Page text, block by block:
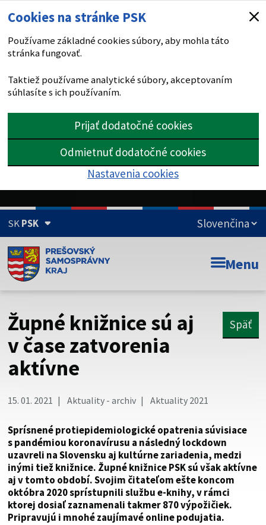
Cookies na stránke PSK
Používame základné cookies súbory, aby mohla táto
stránka fungovať.
Taktiež používame analytické súbory, akceptovaním
súhlasíte s ich používaním.
Prijať dodatočné cookies
Odmietnuť dodatočné cookies
Nastavenia cookies
SKPSK
Doména psk.sk je oficiálna
Toto je oficiálna webová stránka Prešovského
psk.sk.
Táto stránka je zabezpečená
Buďte pozorní a vždy sa uistite, že zdieľate informácie iba
cez zabezpečenú webovú stránku. Zabezpečená stránka
Menu
Župné knižnice sú aj
v čase zatvorenia
aktívne
Späť
15. 01. 2021 Aktuality - archiv Aktuality 2021
Sprísnené protiepidemiologické opatrenia súvisiace
s pandémiou koronavírusu a následný lockdown
uzavreli na Slovensku aj kultúrne zariadenia, medzi
inými tiež knižnice. Župné knižnice PSK sú však aktívne
aj v tomto období. Svojim čitateľom ešte koncom
októbra 2020 sprístupnili službu e-knihy, v rámci
ktorej dosiaľ zaznamenali takmer 870 výpožičiek.
Pripravujú i mnohé zaujímavé online podujatia.